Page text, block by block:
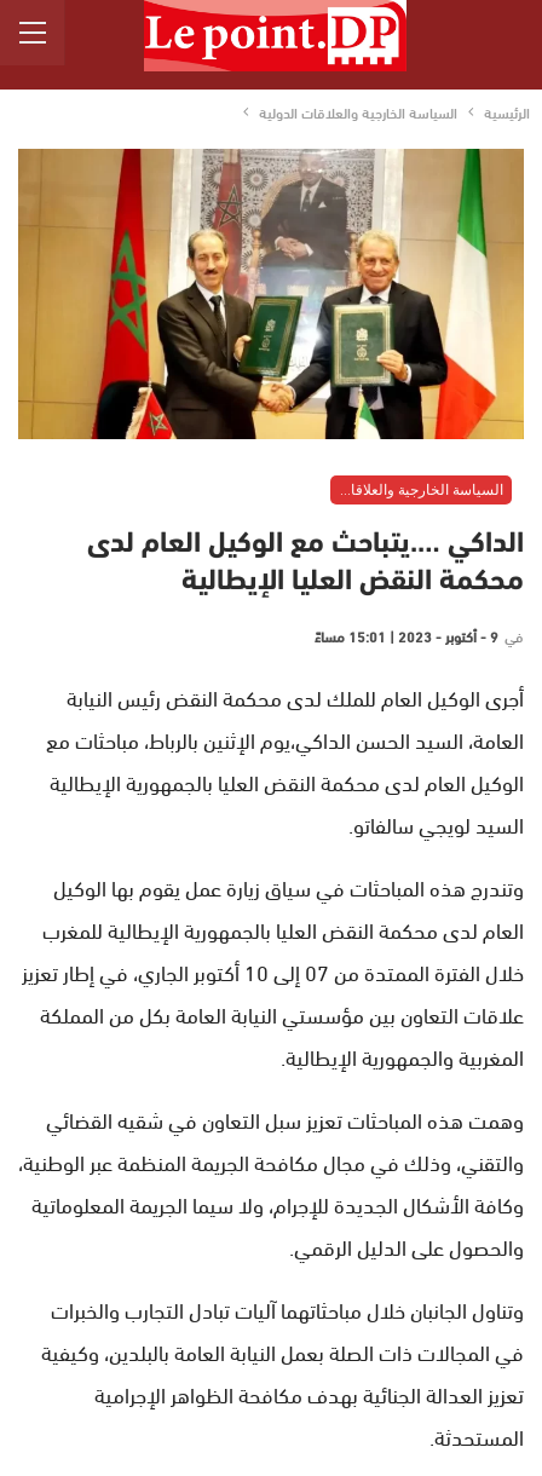
الرئيسية السياسة الخارجية والعلاقات الدولية
الداكي ….يتباحث مع الوكيل العام لدى
محكمة النقض العليا الإيطالية
في 9 - أكتوبر - 2023 | 15:01 مساءً
أجرى الوكيل العام للملك لدى محكمة النقض رئيس النيابة
العامة، السيد الحسن الداكي،يوم الإثنين بالرباط، مباحثات مع
الوكيل العام لدى محكمة النقض العليا بالجمهورية الإيطالية
السيد لويجي سالفاتو.
وتندرج هذه المباحثات في سياق زيارة عمل يقوم بها الوكيل
العام لدى محكمة النقض العليا بالجمهورية الإيطالية للمغرب
خلال الفترة الممتدة من 07 إلى 10 أكتوبر الجاري، في إطار تعزيز
علاقات التعاون بين مؤسستي النيابة العامة بكل من المملكة
المغربية والجمهورية الإيطالية.
وهمت هذه المباحثات تعزيز سبل التعاون في شقيه القضائي
والتقني، وذلك في مجال مكافحة الجريمة المنظمة عبر الوطنية،
وكافة الأشكال الجديدة للإجرام، ولا سيما الجريمة المعلوماتية
والحصول على الدليل الرقمي.
وتناول الجانبان خلال مباحثاتهما آليات تبادل التجارب والخبرات
في المجالات ذات الصلة بعمل النيابة العامة بالبلدين، وكيفية
تعزيز العدالة الجنائية بهدف مكافحة الظواهر الإجرامية
المستحدثة.